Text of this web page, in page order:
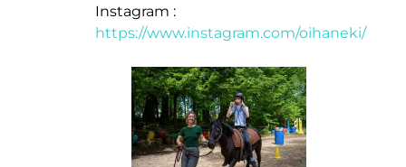
Instagram :
https://www.instagram.com/oihaneki/